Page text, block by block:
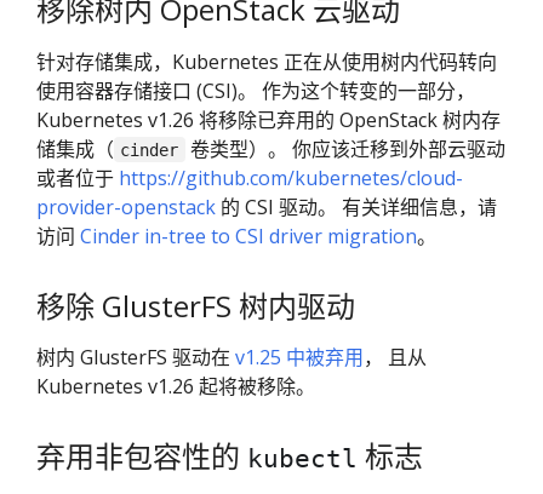
移除树内 OpenStack 云驱动
针对存储集成，Kubernetes 正在从使用树内代码转向
使用容器存储接口 (CSI)。 作为这个转变的一部分，
Kubernetes v1.26 将移除已弃用的 OpenStack 树内存
储集成（ cinder
卷类型）。 你应该迁移到外部云驱动
或者位于 https://github.com/kubernetes/cloud-
provider-openstack 的 CSI 驱动。 有关详细信息，请
访问 Cinder in-tree to CSI driver migration。
移除 GlusterFS 树内驱动
树内 GlusterFS 驱动在 v1.25 中被弃用， 且从
Kubernetes v1.26 起将被移除。
弃用非包容性的 kubectl 标志